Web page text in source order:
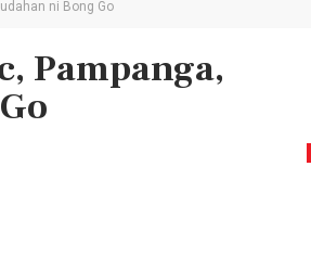
ni Bong Go
Pampanga,